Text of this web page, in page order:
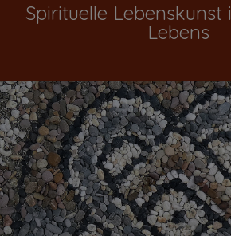
Spirituelle Lebenskunst
Lebens